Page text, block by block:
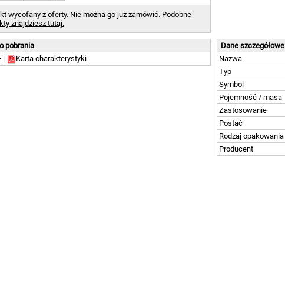
wycofany z oferty. Nie można go już zamówić. Podobne
znajdziesz tutaj.
pobrania
| Karta charakterystyki
Dane szczegółowe
Nazwa
Typ
Symbol
Pojemność / masa
Zastosowanie
Postać
Rodzaj opakowania
Producent